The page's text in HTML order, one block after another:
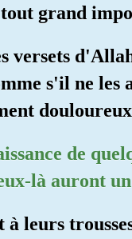
grand
versets
s'il ne les
de
là auront
à leurs